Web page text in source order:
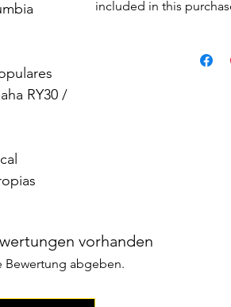
RY30 /
included in this
vorhanden
Bewertung abgeben.